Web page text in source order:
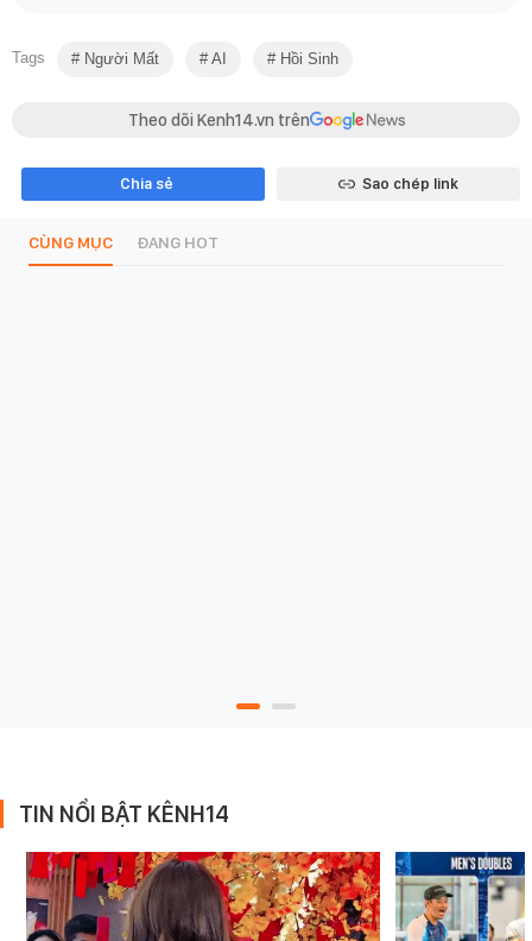
Tags Người Mất AI Hồi Sinh
Theo dõi Kenh14.vn trên
Chia sẻ Sao chép link
CÙNG MỤC ĐANG HOT
TIN NỔI BẬT KÊNH14